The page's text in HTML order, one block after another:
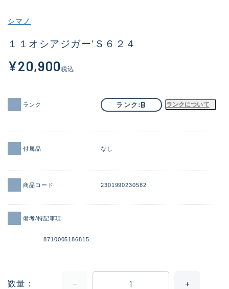
新商品 (1975)
価格
シマノ
１１オシアジガー’Ｓ６２４
¥20,900税込
ランク ランク B ランクについて
付属品 なし
商品コード 2301990230582
備考/特記事項
8710005186815
数量